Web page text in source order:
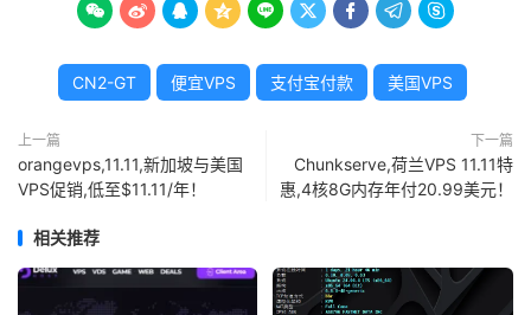
        
CN2-GT 便宜VPS 支付宝付款 美国VPS
上一篇
orangevps,11.11,新加坡与美国
VPS促销,低至$11.11/年！
下一篇
Chunkserve,荷兰VPS 11.11特
惠,4核8G内存年付20.99美元！
相关推荐